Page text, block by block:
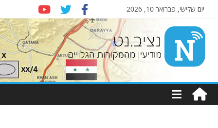
יום שלישי, פברואר 10, 2026
Nziv.net
מודיעין
מהמקורות